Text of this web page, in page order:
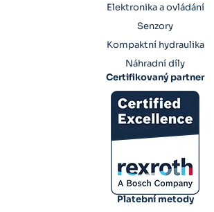
Elektronika a ovládání
Senzory
Kompaktní hydraulika
Náhradní díly
Certifikovaný partner
Platební metody